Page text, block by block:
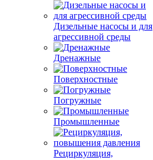
Дизельные насосы и для
агрессивной среды
Дренажные
Поверхностные
Погружные
Промышленные
Рециркуляция,